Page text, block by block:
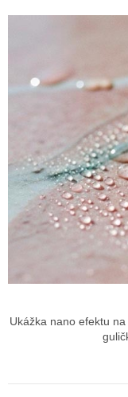
Ukážka nano efektu